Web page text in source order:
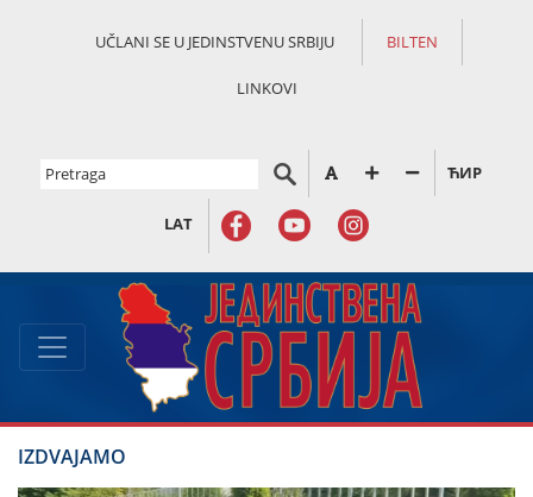
UČLANI SE U JEDINSTVENU SRBIJU BILTEN
LINKOVI
ЋИР
LAT
IZDVAJAMO